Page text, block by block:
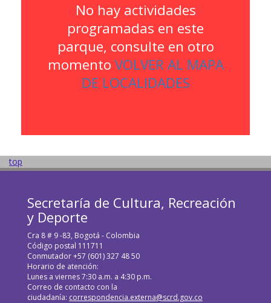
No hay actividades
programadas en este
parque, consulte en otro
momento VOLVER AL MAPA
DE LOCALIDADES
top
Secretaría de Cultura, Recreación
y Deporte
Cra 8 # 9 -83, Bogotá - Colombia
Código postal 111711
Conmutador +57 (601) 327 48 50
Horario de atención:
Lunes a viernes 7:30 a.m. a 4:30 p.m.
Correo de contacto con la
ciudadanía: correspondencia.externa@scrd.gov.co